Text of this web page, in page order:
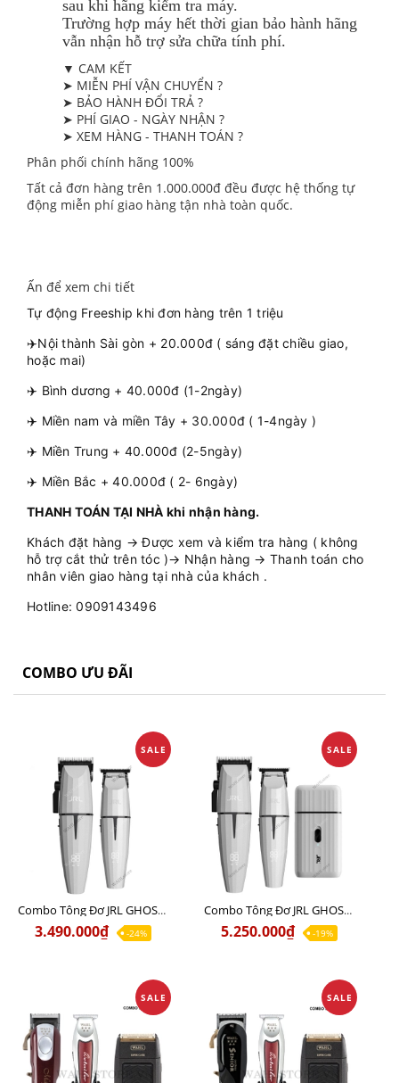
sau khi hãng kiểm tra máy.
Trường hợp máy hết thời gian bảo hành hãng
vẫn nhận hỗ trợ sửa chữa tính phí.
▼ CAM KẾT
➤ MIỄN PHÍ VẬN CHUYỂN ?
➤ BẢO HÀNH ĐỔI TRẢ ?
➤ PHÍ GIAO - NGÀY NHẬN ?
➤ XEM HÀNG - THANH TOÁN ?
Phân phối chính hãng 100%
Tất cả đơn hàng trên 1.000.000đ đều được hệ thống tự
động miễn phí giao hàng tận nhà toàn quốc.
Ấn để xem chi tiết
Tự động Freeship khi đơn hàng trên 1 triệu
✈️Nội thành Sài gòn + 20.000đ ( sáng đặt chiều giao,
hoặc mai)
✈️ Bình dương + 40.000đ (1-2ngày)
✈️ Miền nam và miền Tây + 30.000đ ( 1-4ngày )
✈️ Miền Trung + 40.000đ (2-5ngày)
✈️ Miền Bắc + 40.000đ ( 2- 6ngày)
THANH TOÁN TẠI NHÀ khi nhận hàng.
Khách đặt hàng → Được xem và kiểm tra hàng ( không
hỗ trợ cắt thử trên tóc )→ Nhận hàng → Thanh toán cho
nhân viên giao hàng tại nhà của khách .
Hotline: 0909143496
COMBO ƯU ĐÃI
SALE
Combo Tông Đơ JRL GHOST 1 Limited Edition Chính Hãng USA
3.490.000₫ -24%
SALE
Combo Tông Đơ JRL GHOST 2 Limited Edition Chính Hãng USA
5.250.000₫ -19%
SALE SALE